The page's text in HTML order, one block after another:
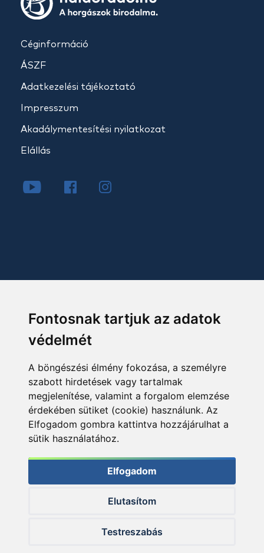
Fontosnak tartjuk az adatok
védelmét
A böngészési élmény fokozása, a személyre
szabott hirdetések vagy tartalmak
megjelenítése, valamint a forgalom elemzése
érdekében sütiket (cookie) használunk. Az
Elfogadom gombra kattintva hozzájárulhat a
sütik használatához.
Elfogadom
Elutasítom
Testreszabás
Céginformáció
ÁSZF
Adatkezelési tájékoztató
Impresszum
Akadálymentesítési nyilatkozat
Elállás